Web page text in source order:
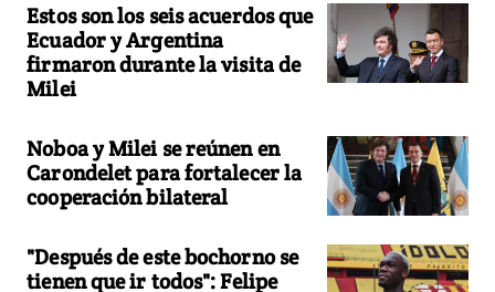
Estos son los seis acuerdos que
Ecuador y Argentina
firmaron durante la visita de
Milei
Noboa y Milei se reúnen en
Carondelet para fortalecer la
cooperación bilateral
"Después de este bochorno se
tienen que ir todos": Felipe